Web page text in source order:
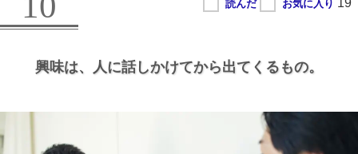
興味は、 人に話しかけてから出てくるもの。